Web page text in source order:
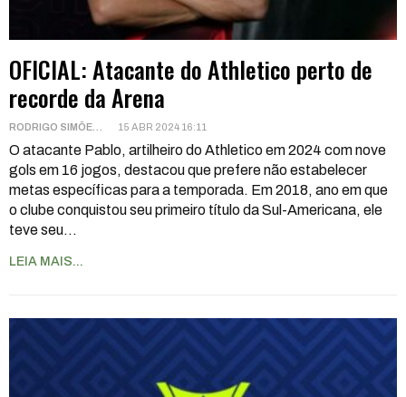
OFICIAL: Atacante do Athletico perto de
recorde da Arena
15 ABR 2024 16:11
O atacante Pablo, artilheiro do Athletico em 2024 com nove
gols em 16 jogos, destacou que prefere não estabelecer
metas específicas para a temporada. Em 2018, ano em que
o clube conquistou seu primeiro título da Sul-Americana, ele
teve seu…
LEIA MAIS...